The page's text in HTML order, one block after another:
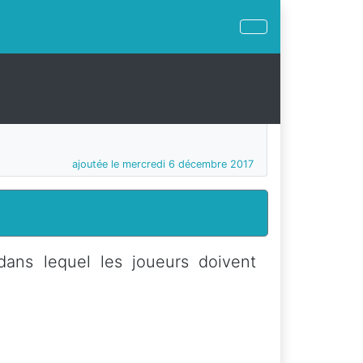
ajoutée le mercredi 6 décembre 2017
lequel les joueurs doivent